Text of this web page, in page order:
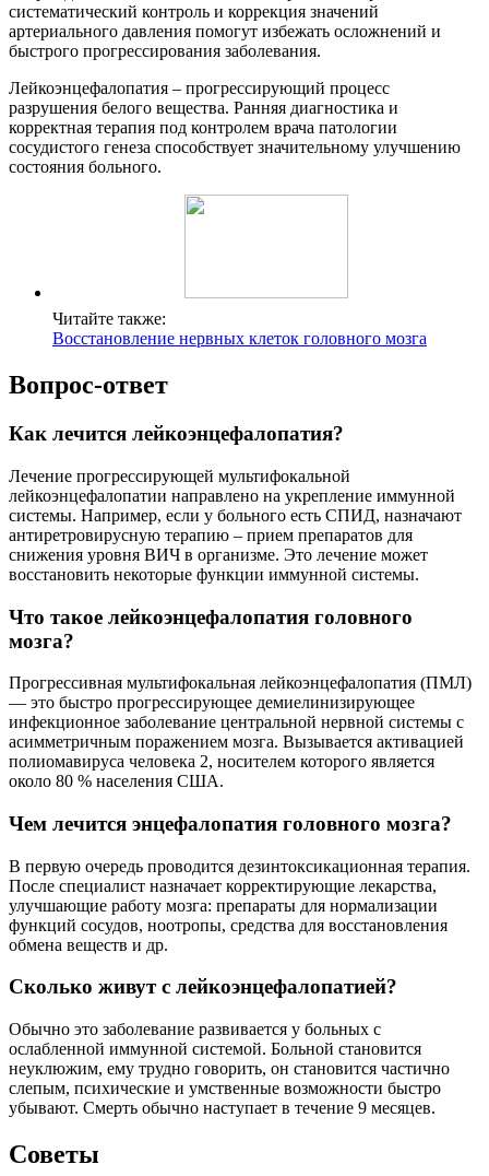
систематический контроль и коррекция значений
артериального давления помогут избежать осложнений и
быстрого прогрессирования заболевания.
Лейкоэнцефалопатия – прогрессирующий процесс
разрушения белого вещества. Ранняя диагностика и
корректная терапия под контролем врача патологии
сосудистого генеза способствует значительному улучшению
состояния больного.
Читайте также:
Восстановление нервных клеток головного мозга
Вопрос-ответ
Как лечится лейкоэнцефалопатия?
Лечение прогрессирующей мультифокальной
лейкоэнцефалопатии направлено на укрепление иммунной
системы. Например, если у больного есть СПИД, назначают
антиретровирусную терапию – прием препаратов для
снижения уровня ВИЧ в организме. Это лечение может
восстановить некоторые функции иммунной системы.
Что такое лейкоэнцефалопатия головного
мозга?
Прогрессивная мультифокальная лейкоэнцефалопатия (ПМЛ)
— это быстро прогрессирующее демиелинизирующее
инфекционное заболевание центральной нервной системы с
асимметричным поражением мозга. Вызывается активацией
полиомавируса человека 2, носителем которого является
около 80 % населения США.
Чем лечится энцефалопатия головного мозга?
В первую очередь проводится дезинтоксикационная терапия.
После специалист назначает корректирующие лекарства,
улучшающие работу мозга: препараты для нормализации
функций сосудов, ноотропы, средства для восстановления
обмена веществ и др.
Сколько живут с лейкоэнцефалопатией?
Обычно это заболевание развивается у больных с
ослабленной иммунной системой. Больной становится
неуклюжим, ему трудно говорить, он становится частично
слепым, психические и умственные возможности быстро
убывают. Смерть обычно наступает в течение 9 месяцев.
Советы